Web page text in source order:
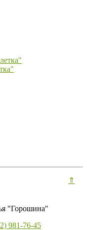
"Горошина"
981-76-45
⇑